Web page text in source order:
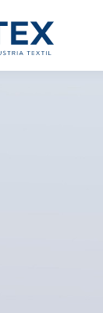
Te ofrecemos la
grato ambiente
todos